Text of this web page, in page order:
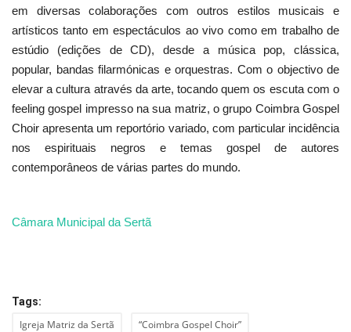
em diversas colaborações com outros estilos musicais e
artísticos tanto em espectáculos ao vivo como em trabalho de
estúdio (edições de CD), desde a música pop, clássica,
popular, bandas filarmónicas e orquestras. Com o objectivo de
elevar a cultura através da arte, tocando quem os escuta com o
feeling gospel impresso na sua matriz, o grupo Coimbra Gospel
Choir apresenta um reportório variado, com particular incidência
nos espirituais negros e temas gospel de autores
contemporâneos de várias partes do mundo.
Câmara Municipal da Sertã
Tags:
Igreja Matriz da Sertã “Coimbra Gospel Choir”